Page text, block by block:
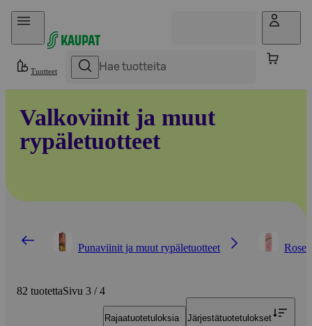
Hyppää sisältöön
Tuotteet
Valkoviinit ja muut
rypäletuotteet
Punaviinit ja muut rypäletuotteet
82 tuotettaSivu 3 / 4
Rajaatuotetuloksia Järjestätuotetulokset